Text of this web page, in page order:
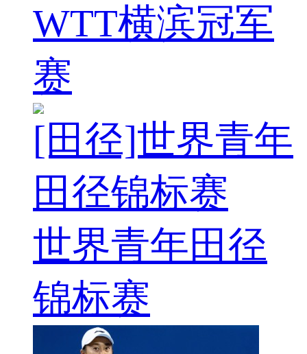
WTT横滨冠军
赛
[田径]世界青年
田径锦标赛
世界青年田径
锦标赛